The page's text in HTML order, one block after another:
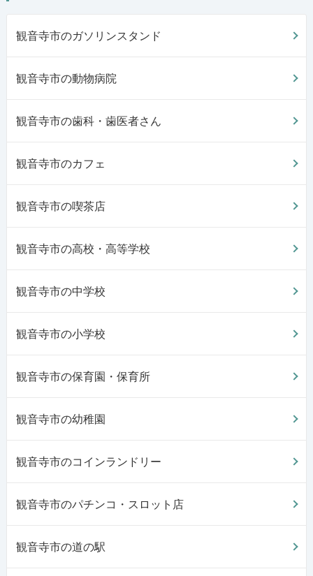
観音寺市のガソリンスタンド
観音寺市の動物病院
観音寺市の歯科・歯医者さん
観音寺市のカフェ
観音寺市の喫茶店
観音寺市の高校・高等学校
観音寺市の中学校
観音寺市の小学校
観音寺市の保育園・保育所
観音寺市の幼稚園
観音寺市のコインランドリー
観音寺市のパチンコ・スロット店
観音寺市の道の駅